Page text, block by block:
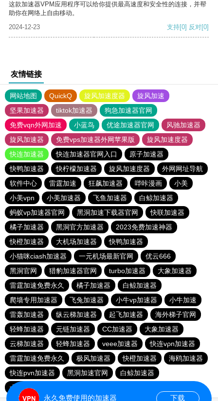
这款加速器VPM应用程序可以给你提供最高速度和安全性的连接，并帮
助你在网络上自由移动。
2024-12-23
支持[0] 反对[0]
友情链接
网站地图 QuickQ 旋风加速度器
旋风加速
坚果加速器
tiktok加速器
狗急加速器官网
免费vqn外网加速
小蓝鸟 优途加速器官网
风驰加速器
旋风加速器
免费vps加速器外网苹果版
旋风加速度器
快连加速器
快连加速器官网入口
原子加速器
快鸭加速器
快柠檬加速器 旋风加速度器
外网网址导航
软件中心
雷霆加速 狂飙加速器 哔咔漫画
小美
小美vpn
小美加速器 飞鱼加速器
白鲸加速器
蚂蚁vp加速器官网
黑洞加速下载器官网
快联加速器
橘子加速器
黑洞官方加速器
2023免费加速神器
快橙加速器
大机场加速器
快鸭加速器
小猫咪ciash加速器
一元机场最新官网
优云666
黑洞官网
猎豹加速器官网 turbo加速器
大象加速器
雷霆加速免费永久
橘子加速器
白鲸加速器
爬墙专用加速器
飞兔加速器 小牛vp加速器
小牛加速
雷轰加速器
纵云梯加速器 起飞加速器
海外梯子官网
轻蜂加速器
元链加速器 CC加速器
大象加速器
云梯加速器
轻蜂加速器 veee加速器
快连vρn加速器
雷霆加速免费永久
极风加速器 快橙加速器
海鸥加速器
快连pvn加速器
黑洞加速官网
白鲸加速器
十大免费网络加速神器
永久免费使用的加速器 下载